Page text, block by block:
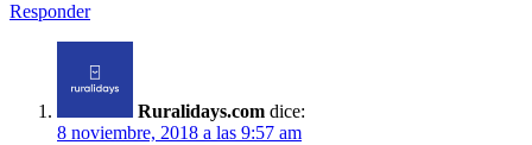
Responder
Ruralidays.com dice:
8 noviembre, 2018 a las 9:57 am